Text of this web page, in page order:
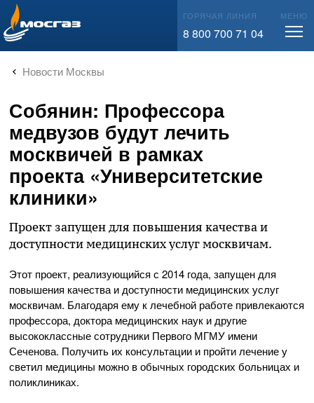
info@mos-gaz.ru ГОРЯЧАЯ ЛИНИЯ
8 800 700 71 04
МЕНЮ
Новости Москвы
Собянин: Профессора
медвузов будут лечить
москвичей в рамках
проекта «Университетские
клиники»
Проект запущен для повышения качества и
доступности медицинских услуг москвичам.
Этот проект, реализующийся с 2014 года, запущен для
повышения качества и доступности медицинских услуг
москвичам. Благодаря ему к лечебной работе привлекаются
профессора, доктора медицинских наук и другие
высококлассные сотрудники Первого МГМУ имени
Сеченова. Получить их консультации и пройти лечение у
светил медицины можно в обычных городских больницах и
поликлиниках.